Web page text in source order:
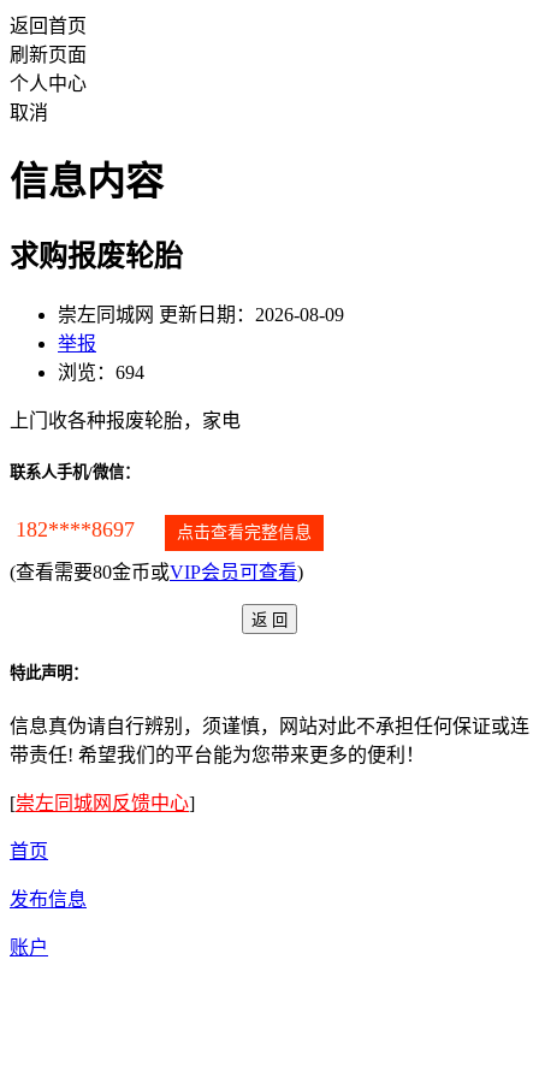
返回首页
刷新页面
个人中心
取消
信息内容
求购报废轮胎
崇左同城网 更新日期：2026-08-09
举报
浏览：694
上门收各种报废轮胎，家电
联系人手机/微信：
182****8697 点击查看完整信息
(查看需要80金币或VIP会员可查看)
特此声明：
信息真伪请自行辨别，须谨慎，网站对此不承担任何保证或连
带责任! 希望我们的平台能为您带来更多的便利！
[崇左同城网反馈中心]
首页
发布信息
账户